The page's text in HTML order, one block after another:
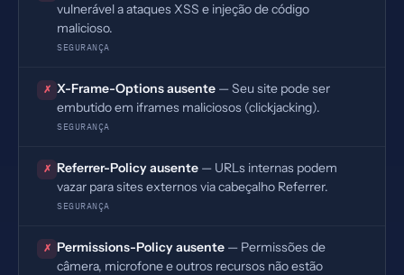
vulnerável a ataques XSS e injeção de código
malicioso.
SEGURANÇA
✗ X-Frame-Options ausente — Seu site pode ser
embutido em iframes maliciosos (clickjacking).
SEGURANÇA
✗ Referrer-Policy ausente — URLs internas podem
vazar para sites externos via cabeçalho Referrer.
SEGURANÇA
✗ Permissions-Policy ausente — Permissões de
câmera, microfone e outros recursos não estão